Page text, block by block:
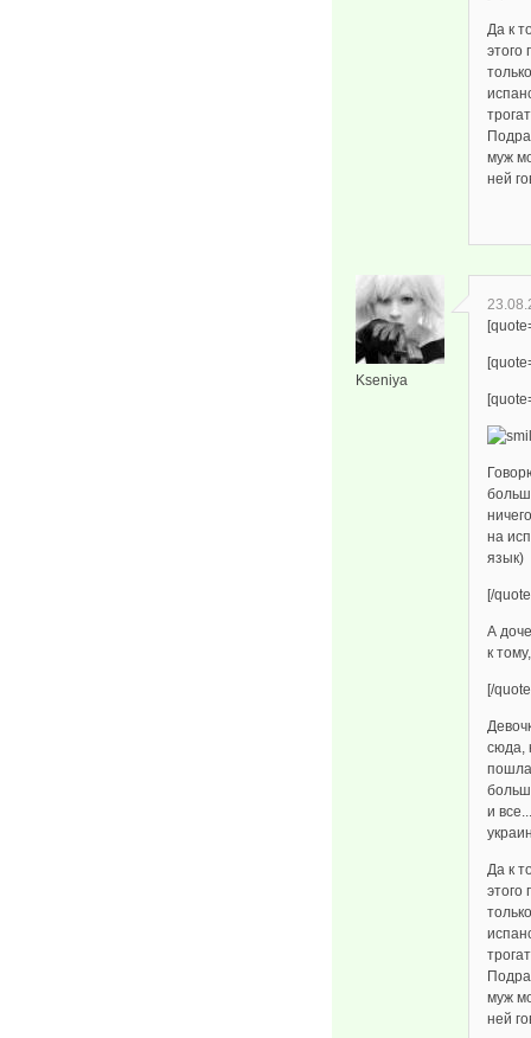
Да к
этого
муж
ней
Kseniya
на
язык)
[/
А
к
[/
сюда,
и
Да к
этого
муж
ней